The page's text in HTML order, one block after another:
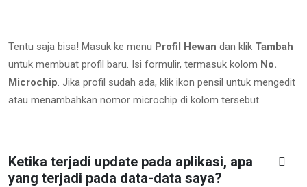
Tentu saja bisa! Masuk ke menu Profil Hewan dan klik Tambah
untuk membuat profil baru. Isi formulir, termasuk kolom No.
Microchip. Jika profil sudah ada, klik ikon pensil untuk mengedit
atau menambahkan nomor microchip di kolom tersebut.
Ketika terjadi update pada aplikasi, apa
yang terjadi pada data-data saya?